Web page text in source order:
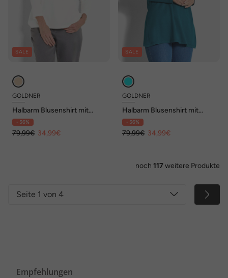
SALE
GOLDNER
Halbarm Blusenshirt mit
Hemdkragen
- 56%
79,99€ 34,99€
SALE
GOLDNER
Halbarm Blusenshirt mit
Hemdkragen
- 56%
79,99€ 34,99€
noch 117weitere Produkte
Seite 1 von 4
Empfehlungen